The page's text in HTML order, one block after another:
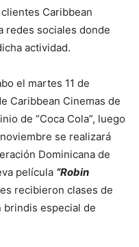
Caribbean
redes sociales donde
actividad.
el martes 11 de
Caribbean Cinemas de
de “Coca Cola”, luego
se realizará
Dominicana de
película “Robin
recibieron clases de
especial de